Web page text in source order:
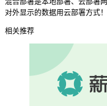
对外显示的数据用云部署方式
相关推荐